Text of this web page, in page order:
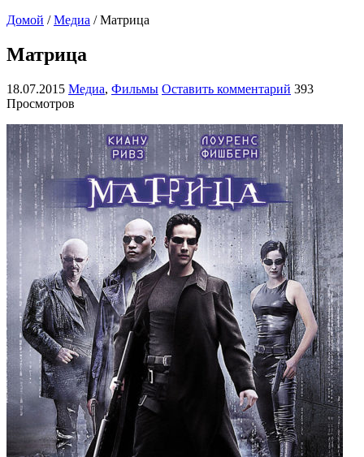
Домой / Медиа / Матрица
Матрица
18.07.2015 Медиа, Фильмы Оставить комментарий 393
Просмотров